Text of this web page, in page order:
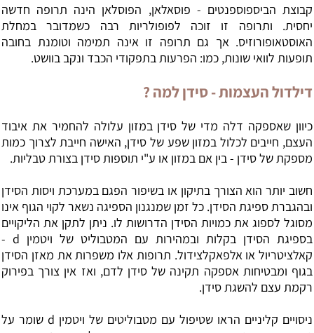
קבוצת הביספוספנטים - פוסאלאן, הפוסלאן הינה תרופה חדשה
יחסית. ותרופה זו זוכה לפופולריות רבה כשמדובר במחלת
האוסטאופורוזיס. אך גם תרופה זו אינה תמימה וטומנת בחובה
תופעות לוואי שונות, כמו: הפרעות בתפקודי הכבד ונקב בוושט.
דילדול העצמות - סידן למה ?
כיוון שאספקה דלה מדי של סידן במזון עלולה להחמיר את איבוד
העצם, חייבים לכלול במזון שפע של סידן, האישה חייבת לצרוך כמות
מספקת של סידן - בין אם במזון או ע"י תוספות סידן בצורת טבליות.
חשוב יותר הוא הצורך בתיקון או בשיפור הפגם במערכת ויסות הסידן
ובהגברת ספיגת הסידן. כל זמן שמנגנון הספיגה נשאר לקוי הגוף אינו
מסוגל לספוג את כמויות הסידן הדרושות לו. ניתן לתקן את הליקויים
בספיגת הסידן בקלות ובמהירות עם המטבוליט של ויטמין d -
קאלציטריול או אלפאקלצידול. תרופות אלו משפרות את מאזן הסידן
בגוף ומבטיחות אספקה תקינה של סידן לדם, ואז אין צורך בפירוק
רקמת עצם להשגת סידן.
ניסויים קליניים הראו שטיפול עם מטבוליטים של ויטמין d שומר על